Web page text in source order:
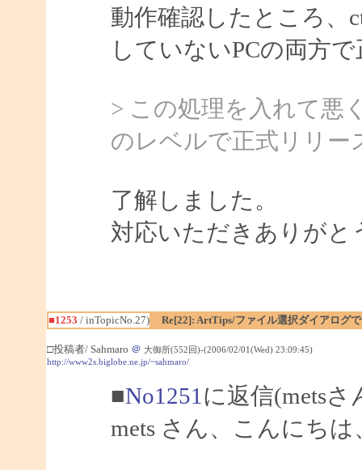
動作確認したところ、
していないPCの両方
> この処理を入れて悪
のレベルで正式リリー
了解しました。
対応いただきありがと
■1253 / inTopicNo.27) Re[22]: ArtTips/ファイル選択ダイアログ
□投稿者/ Sahmaro ＠ 大御所(552回)-(2006/02/01(Wed) 23:09:45)
http://www2s.biglobe.ne.jp/~sahmaro/
■No1251 に返信(metsさ
mets さん、こんにちは